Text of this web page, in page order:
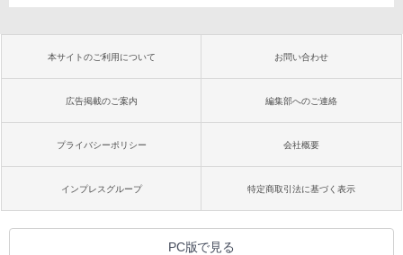
本サイトのご利用について お問い合わせ
広告掲載のご案内 編集部へのご連絡
プライバシーポリシー 会社概要
インプレスグループ 特定商取引法に基づく表示
PC版で見る